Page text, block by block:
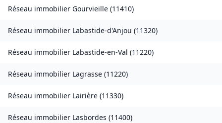
Réseau immobilier Gourvieille (11410)
Réseau immobilier Labastide-d'Anjou (11320)
Réseau immobilier Labastide-en-Val (11220)
Réseau immobilier Lagrasse (11220)
Réseau immobilier Lairière (11330)
Réseau immobilier Lasbordes (11400)